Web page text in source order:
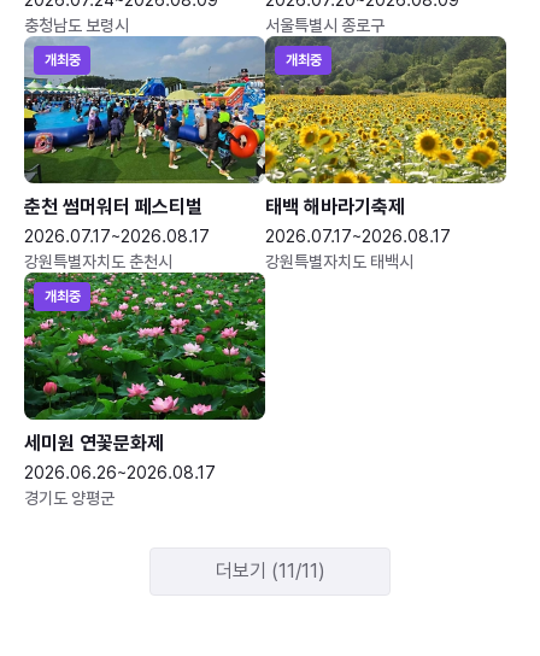
충청남도 보령시
서울특별시 종로구
개최중
춘천 썸머워터 페스티벌
2026.07.17~2026.08.17
강원특별자치도 춘천시
개최중
태백 해바라기축제
2026.07.17~2026.08.17
강원특별자치도 태백시
개최중
세미원 연꽃문화제
2026.06.26~2026.08.17
경기도 양평군
더보기 (11/11)